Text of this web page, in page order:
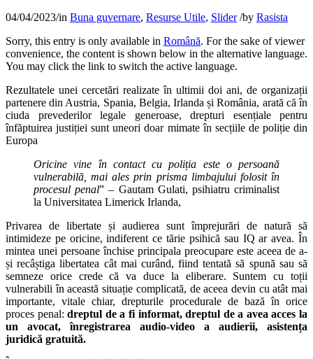
04/04/2023/in Buna guvernare, Resurse Utile, Slider /by Rasista
Sorry, this entry is only available in Română. For the sake of viewer
convenience, the content is shown below in the alternative language.
You may click the link to switch the active language.
Rezultatele unei cercetări realizate în ultimii doi ani, de organizații
partenere din Austria, Spania, Belgia, Irlanda și România, arată că în
ciuda prevederilor legale generoase, drepturi esențiale pentru
înfăptuirea justiției sunt uneori doar mimate în secțiile de poliție din
Europa
Oricine vine în contact cu poliția este o persoană
vulnerabilă, mai ales prin prisma limbajului folosit în
procesul penal” – Gautam Gulati, psihiatru criminalist
la Universitatea Limerick Irlanda,
Privarea de libertate și audierea sunt împrejurări de natură să
intimideze pe oricine, indiferent ce tărie psihică sau IQ ar avea. În
mintea unei persoane închise principala preocupare este aceea de a-
și recâștiga libertatea cât mai curând, fiind tentată să spună sau să
semneze orice crede că va duce la eliberare. Suntem cu toții
vulnerabili în această situație complicată, de aceea devin cu atât mai
importante, vitale chiar, drepturile procedurale de bază în orice
proces penal:dreptul de a fi informat, dreptul de a avea acces la
un avocat, înregistrarea audio-video a audierii, asistența
juridică gratuită.